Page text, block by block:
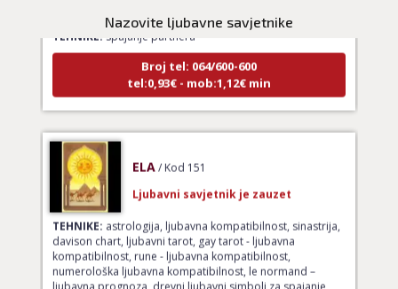
Nazovite ljubavne savjetnike
spajanje partnera
Broj tel: 064/600-600
tel:0,93€ - mob:1,12€ min
ELA / Kod 151
Ljubavni savjetnik je zauzet
TEHNIKE:astrologija, ljubavna kompatibilnost, sinastrija,
davison chart, ljubavni tarot, gay tarot - ljubavna
kompatibilnost, rune - ljubavna kompatibilnost,
numerološka ljubavna kompatibilnost, le normand –
ljubavna prognoza, drevni ljubavni simboli za spajanje